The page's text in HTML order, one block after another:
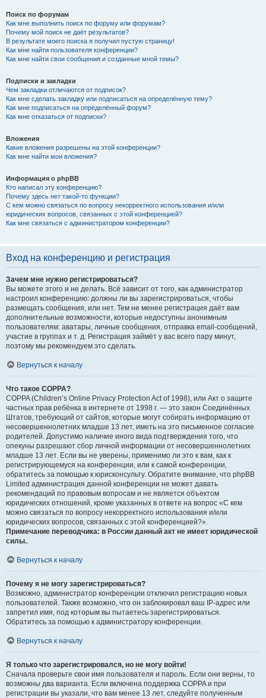
Поиск по форумам
Как мне выполнить поиск по форуму или форумам?
Почему мой поиск не даёт результатов?
В результате моего поиска я получил пустую страницу!
Как мне найти пользователя конференции?
Как мне найти свои сообщения и созданные мной темы?
Подписки и закладки
Чем закладки отличаются от подписок?
Как мне сделать закладку или подписаться на определённую тему?
Как мне подписаться на определённый форум?
Как мне отказаться от подписки?
Вложения
Какие вложения разрешены на этой конференции?
Как мне найти мои вложения?
Информация о phpBB
Кто написал эту конференцию?
Почему здесь нет такой-то функции?
С кем можно связаться по вопросу некорректного использования и/или
юридических вопросов, связанных с этой конференцией?
Как мне связаться с администратором конференции?
Вход на конференцию и регистрация
Зачем мне нужно регистрироваться?
Вы можете этого и не делать. Всё зависит от того, как администратор
настроил конференцию: должны ли вы зарегистрироваться, чтобы
размещать сообщения, или нет. Тем не менее регистрация даёт вам
дополнительные возможности, которые недоступны анонимным
пользователям: аватары, личные сообщения, отправка email-сообщений,
участие в группах и т. д. Регистрация займёт у вас всего пару минут,
поэтому мы рекомендуем это сделать.
Вернуться к началу
Что такое COPPA?
COPPA (Children’s Online Privacy Protection Act of 1998), или Акт о защите
частных прав ребёнка в интернете от 1998 г. — это закон Соединённых
Штатов, требующий от сайтов, которые могут собирать информацию от
несовершеннолетних младше 13 лет, иметь на это письменное согласие
родителей. Допустимо наличие иного вида подтверждения того, что
опекуны разрешают сбор личной информации от несовершеннолетних
младше 13 лет. Если вы не уверены, применимо ли это к вам, как к
регистрирующемуся на конференции, или к самой конференции,
обратитесь за помощью к юрисконсульту. Обратите внимание, что phpBB
Limited администрация данной конференции не может давать
рекомендаций по правовым вопросам и не является объектом
юридических отношений, кроме указанных в ответе на вопрос «С кем
можно связаться по вопросу некорректного использования и/или
юридических вопросов, связанных с этой конференцией?».
Примечание переводчика: в России данный акт не имеет юридической
силы..
Вернуться к началу
Почему я не могу зарегистрироваться?
Возможно, администратор конференции отключил регистрацию новых
пользователей. Также возможно, что он заблокировал ваш IP-адрес или
запретил имя, под которым вы пытаетесь зарегистрироваться.
Обратитесь за помощью к администратору конференции.
Вернуться к началу
Я только что зарегистрировался, но не могу войти!
Сначала проверьте свои имя пользователя и пароль. Если они верны, то
возможны два варианта. Если включена поддержка COPPA и при
регистрации вы указали, что вам менее 13 лет, следуйте полученным